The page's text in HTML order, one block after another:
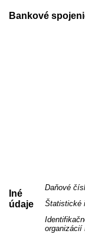
Bankové
Iné
údaje
Daňové
Štatistické
organizácií